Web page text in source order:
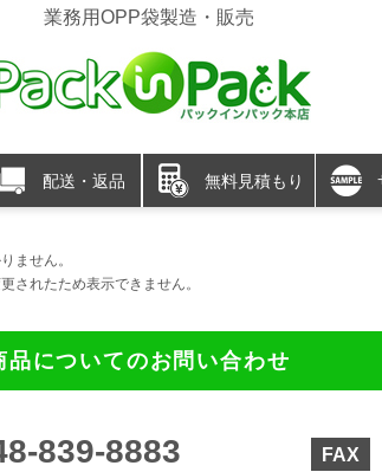
業務用OPP袋製造・販売
配送・返品 無料見積もり
ません。
されたため表示できません。
品についてのお問い合わせ
839-8883 FAX